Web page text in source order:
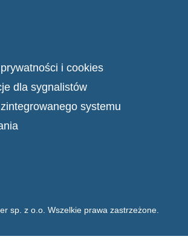
i cookies
dla sygnalistów
systemu
sp. z o.o. Wszelkie prawa zastrzeżone.